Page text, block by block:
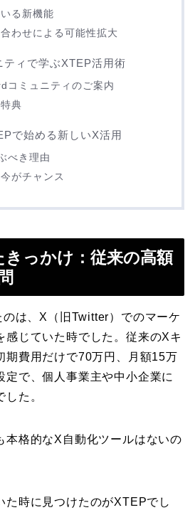
る新機能
わせによる可能性拡大
ティで学ぶXTEP活用術
コミュニティのご案内
典
で始める新しいX活用
べき理由
がチャンス
きっかけ：従来の高額
は、X（旧Twitter）でのマーケ
感じていた時でした。従来のXキ
期費用だけで70万円、月額15万
定で、個人事業主や中小企業に
た。
本格的なX自動化ツールはないの
た時に見つけたのがXTEPでし